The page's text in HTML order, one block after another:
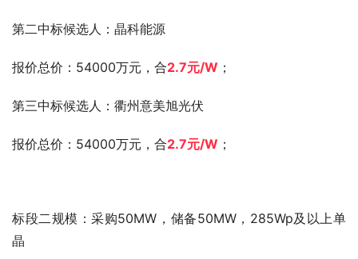
第二中标候选人：晶科能源
报价总价：54000万元，合2.7元/W ；
第三中标候选人：衢州意美旭光伏
报价总价：54000万元，合2.7元/W ；
标段二规模：采购50MW，储备50MW，285Wp及以上单
晶